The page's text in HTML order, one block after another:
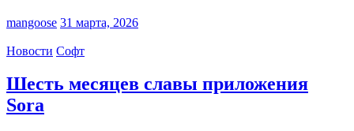
mangoose 31 марта, 2026
Новости Софт
Шесть месяцев славы приложения
Sora